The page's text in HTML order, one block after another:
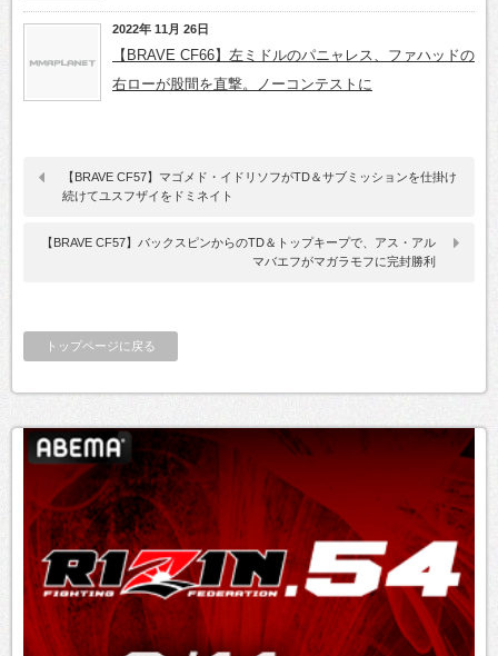
2022年 11月 26日
【BRAVE CF66】左ミドルのパニャレス、ファハッドの
右ローが股間を直撃。ノーコンテストに
【BRAVE CF57】マゴメド・イドリソフがTD＆サブミッションを仕掛け
続けてユスフザイをドミネイト
【BRAVE CF57】バックスピンからのTD＆トップキープで、アス・アル
マバエフがマガラモフに完封勝利
トップページに戻る